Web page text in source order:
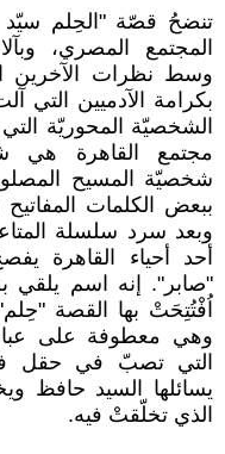
تنضحُ قصّة "الحِلم سيّد
المجتمع المصري،
وسط نظرات الآخرين
بكرامة الآدميين التي
الشخصيّة المحوريّة
مجتمع القاهرة هي
شخصيّة المسيح
ببعض الكلمات
وبعد سرد سلسلة
أحد أحياء القاهرة
"صابر". إنه اسم يلقي
اُفْتُتِحَتْ بها القصة
وهي معطوفة على
التي تصبّ في حقل
يسائلها السيد حافظ
الذي تخلّقتْ فيه.